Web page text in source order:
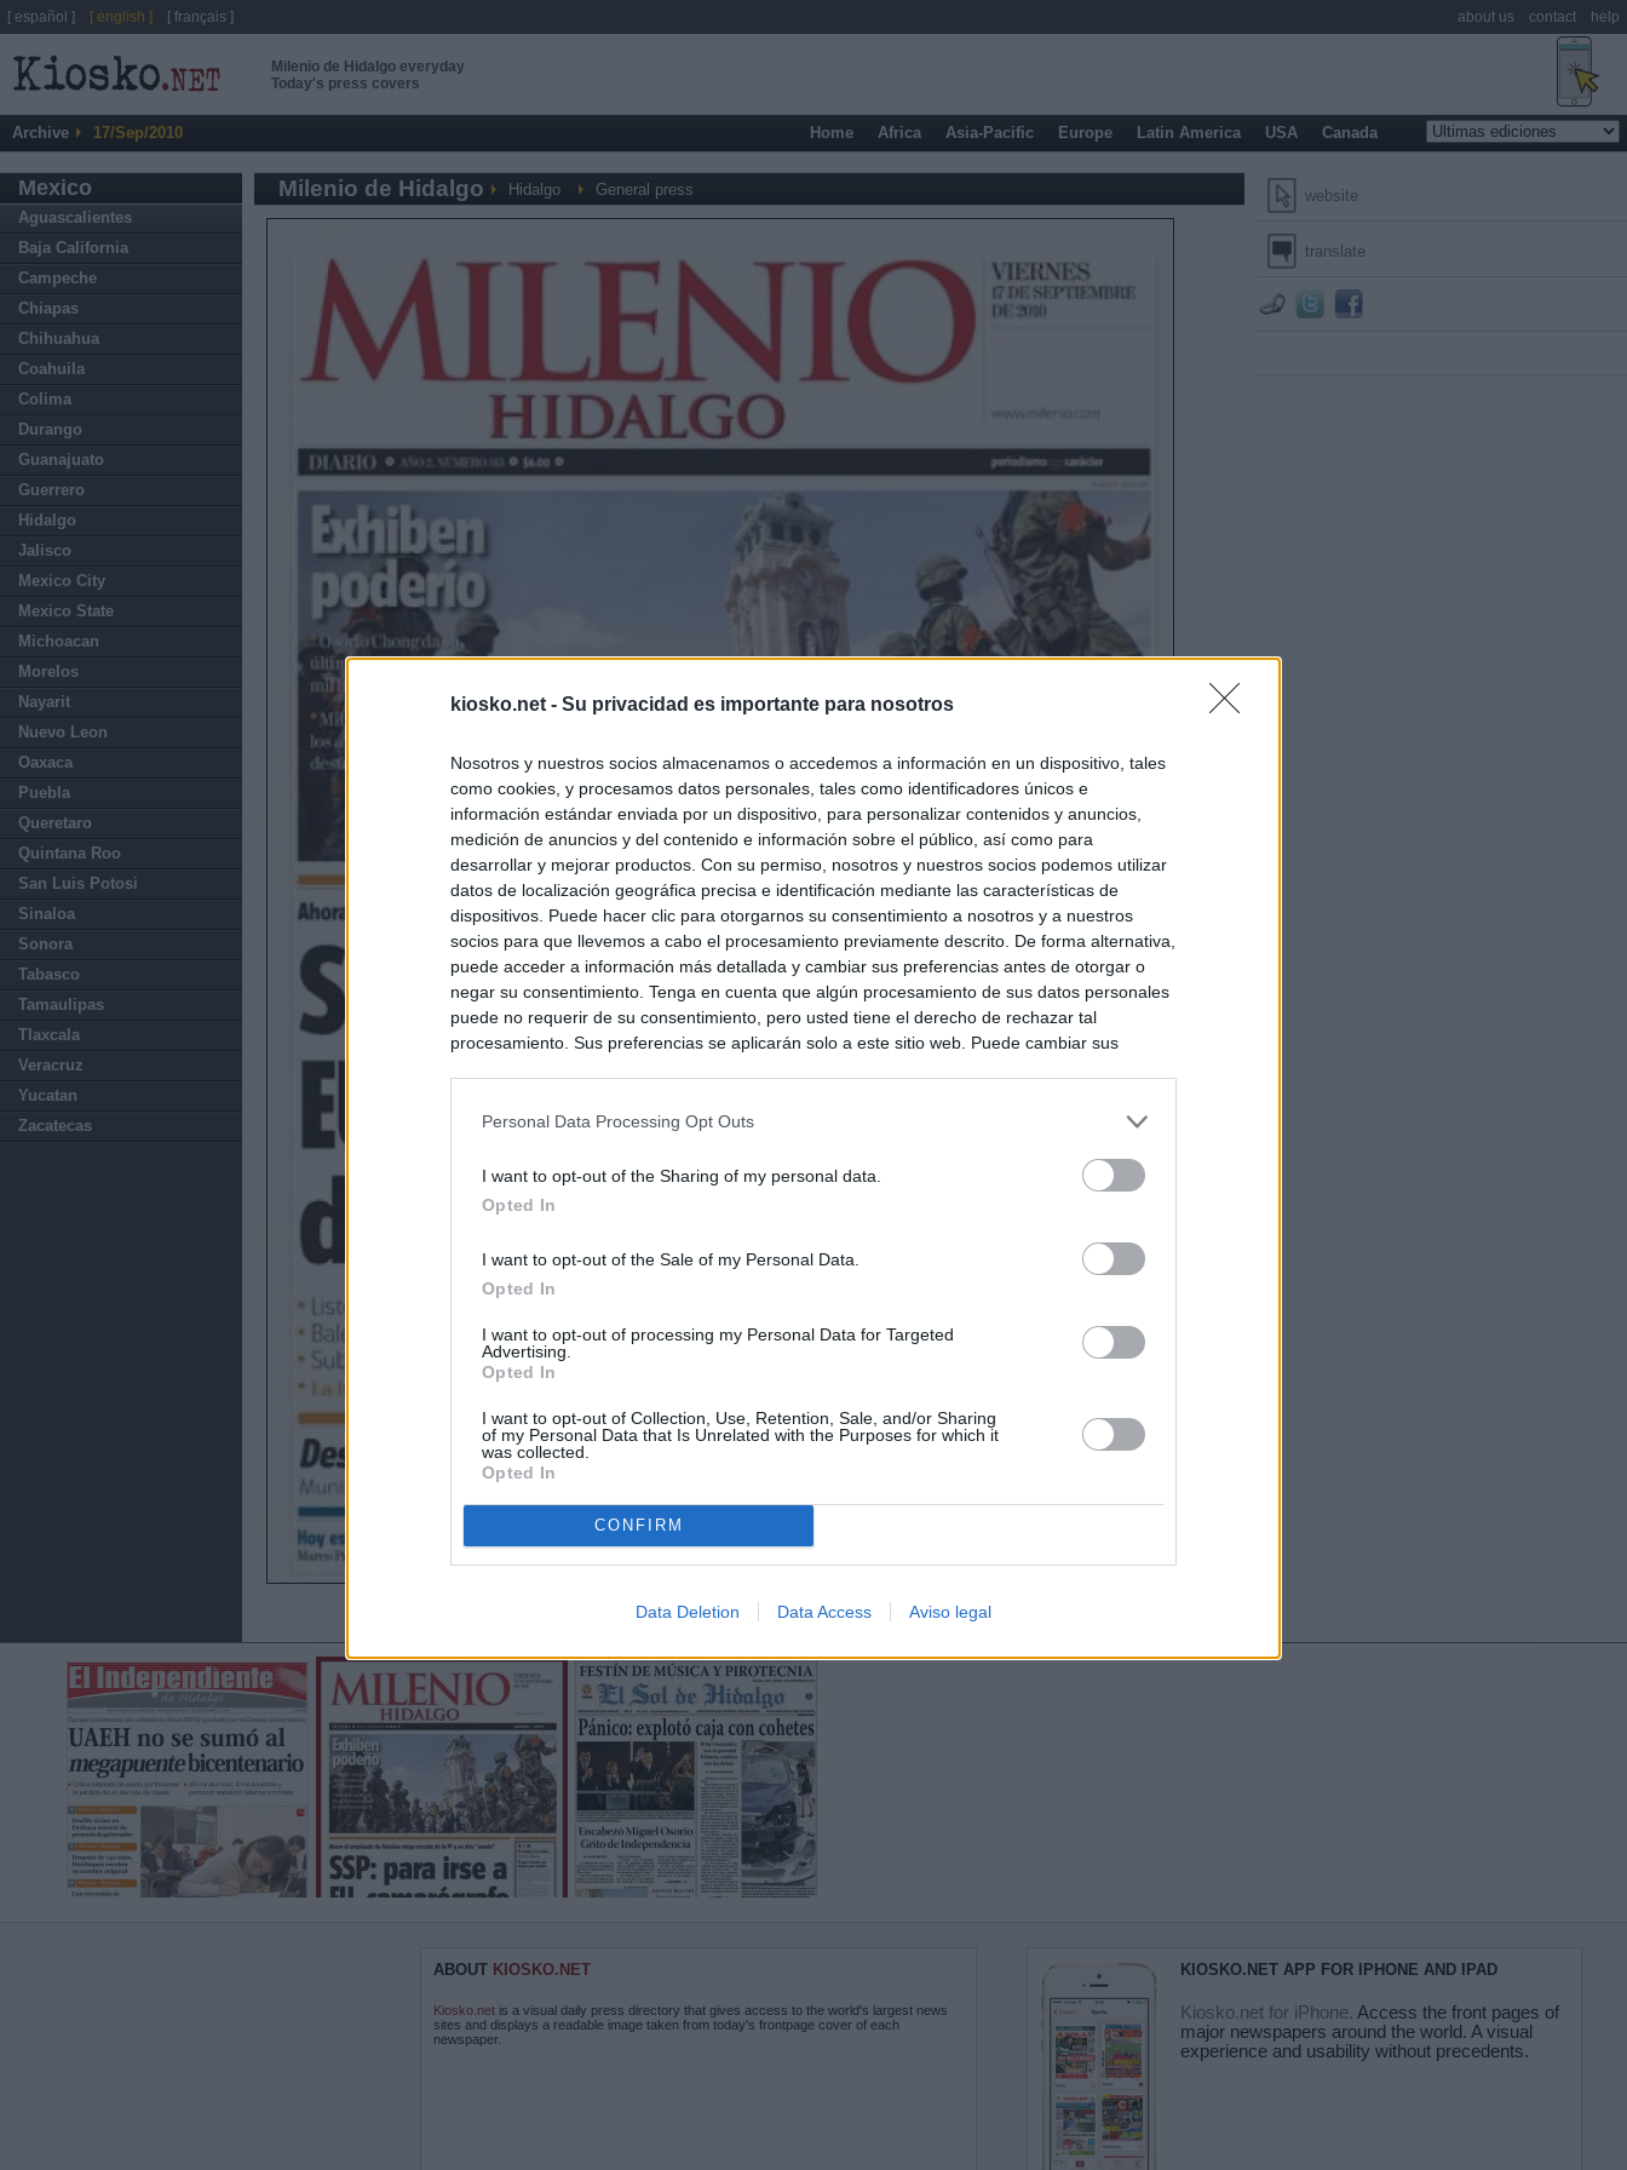
kiosko.net - Su privacidad es importante para nosotros
Nosotros y nuestros socios almacenamos o accedemos a información en un dispositivo, tales
como cookies, y procesamos datos personales, tales como identificadores únicos e
información estándar enviada por un dispositivo, para personalizar contenidos y anuncios,
medición de anuncios y del contenido e información sobre el público, así como para
desarrollar y mejorar productos. Con su permiso, nosotros y nuestros socios podemos utilizar
datos de localización geográfica precisa e identificación mediante las características de
dispositivos. Puede hacer clic para otorgarnos su consentimiento a nosotros y a nuestros
socios para que llevemos a cabo el procesamiento previamente descrito. De forma alternativa,
puede acceder a información más detallada y cambiar sus preferencias antes de otorgar o
negar su consentimiento. Tenga en cuenta que algún procesamiento de sus datos personales
puede no requerir de su consentimiento, pero usted tiene el derecho de rechazar tal
procesamiento. Sus preferencias se aplicarán solo a este sitio web. Puede cambiar sus
Personal Data Processing Opt Outs
I want to opt-out of the Sharing of my personal data.
Opted In
I want to opt-out of the Sale of my Personal Data.
Opted In
I want to opt-out of processing my Personal Data for Targeted
Advertising.
Opted In
I want to opt-out of Collection, Use, Retention, Sale, and/or Sharing
of my Personal Data that Is Unrelated with the Purposes for which it
was collected.
Opted In
CONFIRM
Data Deletion Data Access Aviso legal
Milenio de Hidalgo everyday
Today's press covers
Archive 17/Sep/2010 Home Africa Asia-Pacific Europe Latin America USA Canada
Mexico
Aguascalientes
Baja California
Campeche
Chiapas
Chihuahua
Coahuila
Colima
Durango
Guanajuato
Guerrero
Hidalgo
Jalisco
Mexico City
Mexico State
Michoacan
Morelos
Nayarit
Nuevo Leon
Oaxaca
Puebla
Queretaro
Quintana Roo
San Luis Potosi
Sinaloa
Sonora
Tabasco
Tamaulipas
Tlaxcala
Veracruz
Yucatan
Zacatecas
website
translate
Milenio de Hidalgo Hidalgo General press
ABOUT KIOSKO.NET
Kiosko.net is a visual daily press directory that gives access to the world's largest news
sites and displays a readable image taken from today's frontpage cover of each
newspaper.
KIOSKO.NET APP FOR IPHONE AND IPAD
Kiosko.net for iPhone. Access the front pages of
major newspapers around the world. A visual
experience and usability without precedents.
[ español ] [ english ] [ français ] about us contact help